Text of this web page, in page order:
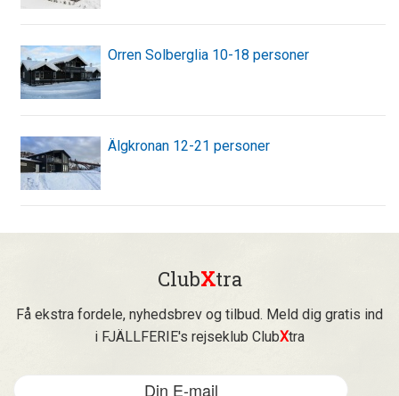
Orren Solberglia 10-18 personer
Älgkronan 12-21 personer
ClubXtra
Få ekstra fordele, nyhedsbrev og tilbud. Meld dig gratis ind
i FJÄLLFERIE's rejseklub ClubXtra